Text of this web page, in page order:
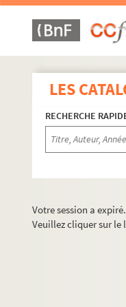
LES
RECHERCHE
Votre session a expiré.
Veuillez cliquer sur le